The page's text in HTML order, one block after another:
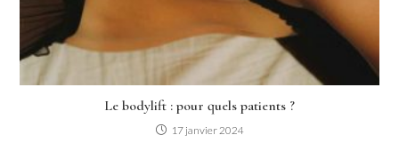
Le bodylift : pour quels patients ?
17 janvier 2024